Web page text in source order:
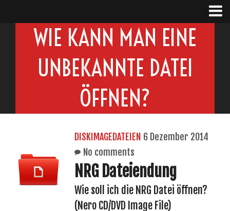
WIE KANN MAN EINE
UNBEKANNTE DATEI
ÖFFNEN?
DISKIMAGEDATEIEN 6 Dezember 2014
No comments
NRG Dateiendung
Wie soll ich die NRG Datei öffnen?
(Nero CD/DVD Image File)